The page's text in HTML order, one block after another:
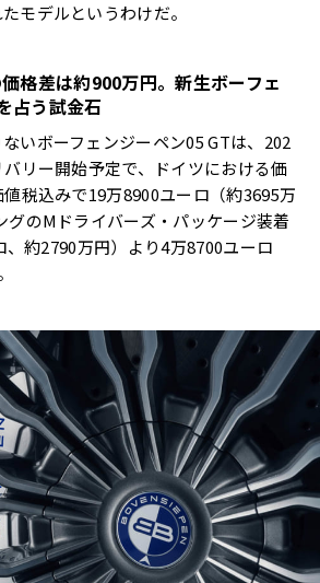
モデルというわけだ。
格差は約900万円。新生ボーフェ
占う試金石
いボーフェンジーペン05 GTは、202
リー開始予定で、ドイツにおける価
税込みで19万8900ユーロ（約3695万
グのMドライバーズ・パッケージ装着
約2790万円）より4万8700ユーロ